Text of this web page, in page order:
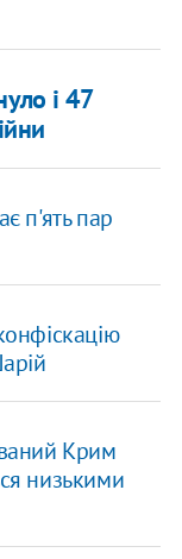
і 47
п'ять пар
Крим
низькими